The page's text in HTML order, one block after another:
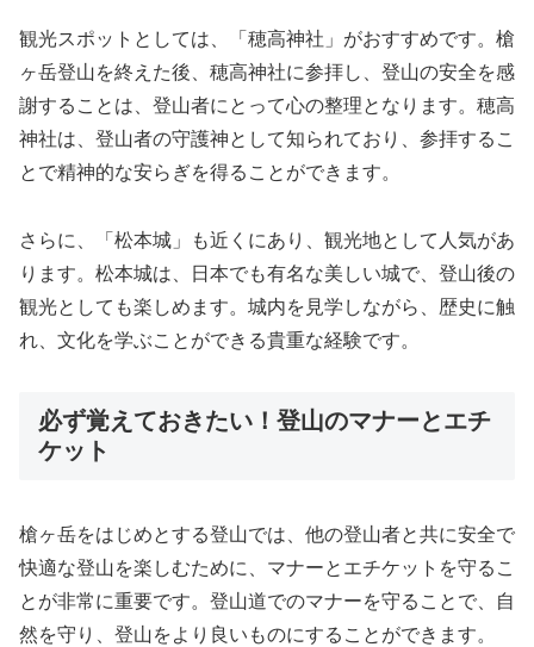
観光スポットとしては、「穂高神社」がおすすめです。槍
ヶ岳登山を終えた後、穂高神社に参拝し、登山の安全を感
謝することは、登山者にとって心の整理となります。穂高
神社は、登山者の守護神として知られており、参拝するこ
とで精神的な安らぎを得ることができます。
さらに、「松本城」も近くにあり、観光地として人気があ
ります。松本城は、日本でも有名な美しい城で、登山後の
観光としても楽しめます。城内を見学しながら、歴史に触
れ、文化を学ぶことができる貴重な経験です。
必ず覚えておきたい！登山のマナーとエチ
ケット
槍ヶ岳をはじめとする登山では、他の登山者と共に安全で
快適な登山を楽しむために、マナーとエチケットを守るこ
とが非常に重要です。登山道でのマナーを守ることで、自
然を守り、登山をより良いものにすることができます。